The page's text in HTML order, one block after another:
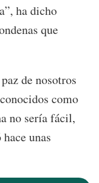
ha dicho
que
de nosotros
como
no sería fácil,
unas